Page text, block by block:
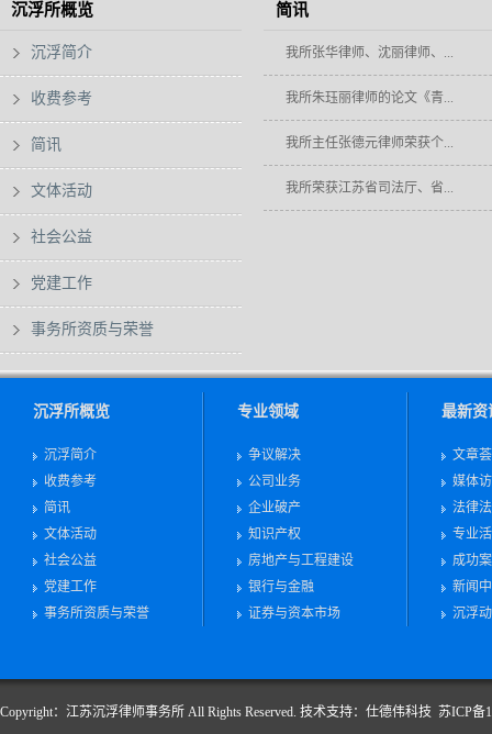
沉浮所概览
沉浮简介
收费参考
简讯
文体活动
社会公益
党建工作
事务所资质与荣誉
简讯
我所张华律师、沈丽律师、...
我所朱珏丽律师的论文《青...
我所主任张德元律师荣获个...
我所荣获江苏省司法厅、省...
沉浮所概览
沉浮简介
收费参考
简讯
文体活动
社会公益
党建工作
事务所资质与荣誉
专业领域
争议解决
公司业务
企业破产
知识产权
房地产与工程建设
银行与金融
证券与资本市场
最新资
文章
媒体
法律
专业
成功
新闻
沉浮
Copyright：江苏沉浮律师事务所 All Rights Reserved. 技术支持：仕德伟科技 苏ICP备